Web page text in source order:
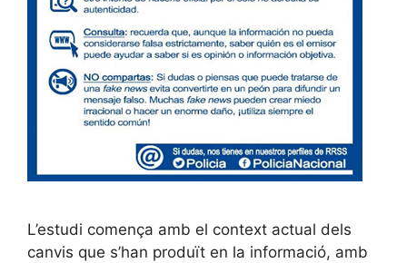
L’estudi comença amb el context actual dels
canvis que s’han produït en la informació, amb